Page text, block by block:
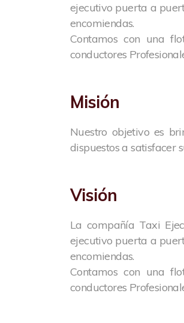
ejecutivo puerta a
encomiendas.
Contamos con una
conductores
Misión
Nuestro objetivo es
dispuestos a satisfacer
Visión
La compañía Taxi
ejecutivo puerta a
encomiendas.
Contamos con una
conductores